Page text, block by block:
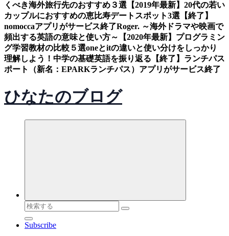
くべき海外旅行先のおすすめ３選 【2019年最新】20代の若い
カップルにおすすめの恵比寿デートスポット3選 【終了】
nomoccaアプリがサービス終了Roger. ～海外ドラマや映画で
頻出する英語の意味と使い方～
【2020年最新】プログラミン
グ学習教材の比較５選oneとitの違いと使い分けをしっかり
理解しよう！中学の基礎英語を振り返る 【終了】ランチパス
ポート（新名：EPARKランチパス）アプリがサービス終了
ひなたのブログ
検
索
対
Subscribe